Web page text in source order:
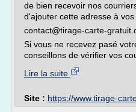
de bien recevoir nos
d'ajouter cette adresse à vos
contact@tirage-carte-
Si vous ne recevez pasé
conseillons de vérifier vos
Lire la suite
Site : https://www.tirage-